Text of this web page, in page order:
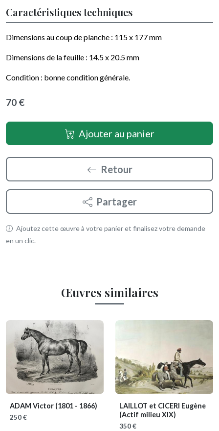
Caractéristiques techniques
Dimensions au coup de planche : 115 x 177mm
Dimensions de la feuille : 14.5 x 20.5mm
Condition : bonne condition générale.
70 €
Ajouter au panier
Retour
Partager
Ajoutez cette œuvre à votre panier et finalisez votre demande
en un clic.
Œuvres similaires
ADAM Victor (1801 - 1866)
250 €
LAILLOT et CICERI Eugène
(Actif milieu XIX)
350 €